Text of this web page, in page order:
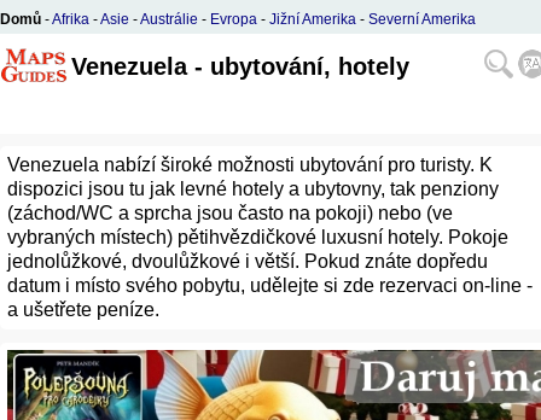
Domů -Afrika -Asie -Austrálie - Evropa - Jižní Amerika - Severní Amerika
Venezuela - ubytování, hotely
Venezuela nabízí široké možnosti ubytování pro turisty. K
dispozici jsou tu jak levné hotely a ubytovny, tak penziony
(záchod/WC a sprcha jsou často na pokoji) nebo (ve
vybraných místech) pětihvězdičkové luxusní hotely. Pokoje
jednolůžkové, dvoulůžkové i větší. Pokud znáte dopředu
datum i místo svého pobytu, udělejte si zde rezervaci on-line -
a ušetřete peníze.